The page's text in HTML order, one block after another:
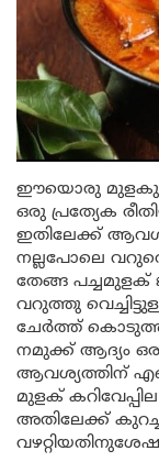
ഈയൊരു മുളകും
ഒരു പ്രത്യേക
ഇതിലേക്ക്
നല്ലപോലെ
തേങ്ങ പച്ചമുളക്
വറുത്തു
ചേർത്ത്
നമുക്ക് ആദ്യം
ആവശ്യത്തിന്
മുളക്
അതിലേക്ക്